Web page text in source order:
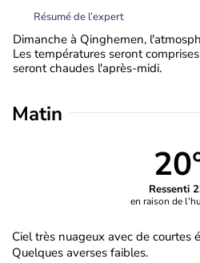
Résumé de l’expert
Dimanche à Qinghemen,
Les températures seront
seront chaudes l'après-midi.
Matin
Ressenti
en raison de
Ciel très nuageux avec de courtes
Quelques averses faibles.